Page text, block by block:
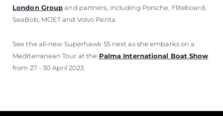
London Groupand partners, including Porsche, Fliteboard,
SeaBob, MOET and Volvo Penta.
See the all-new Superhawk 55 next as she embarks on a
Mediterranean Tour at the Palma International Boat Show
from 27 - 30 April 2023.